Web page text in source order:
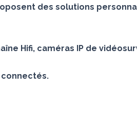
des solutions
Hifi, caméras IP de
connectés.